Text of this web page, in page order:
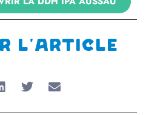
l'article